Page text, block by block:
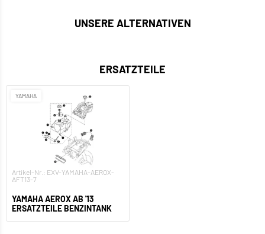
UNSERE ALTERNATIVEN
ERSATZTEILE
YAMAHA
Artikel-Nr.: EXV-YAMAHA-AEROX-
AFT13-7
YAMAHA AEROX AB '13
ERSATZTEILE BENZINTANK